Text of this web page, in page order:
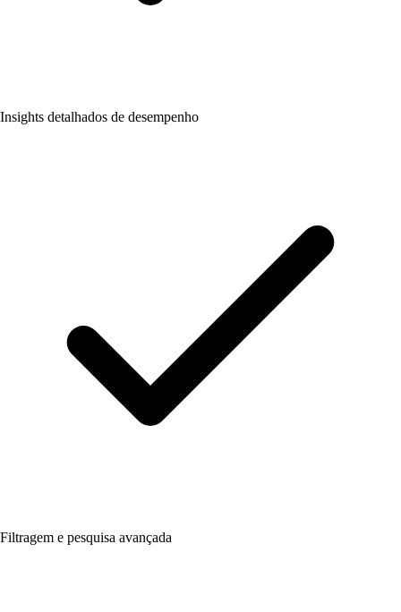
Insights detalhados de desempenho
Filtragem e pesquisa avançada